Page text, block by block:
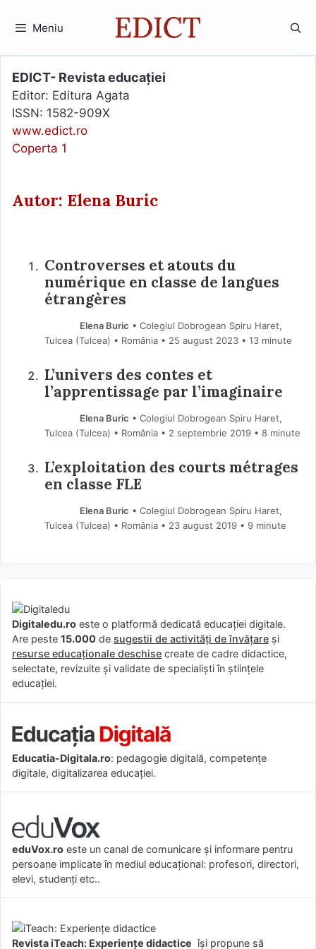
Meniu
EDICT- Revista educației
Editor: Editura Agata
ISSN: 1582-909X
www.edict.ro
Coperta 1
Autor: Elena Buric
Controverses et atouts du
numérique en classe de langues
étrangères
Elena Buric • Colegiul Dobrogean Spiru Haret,
Tulcea (Tulcea) • România
25 august 2023 • 13 minute
L’univers des contes et
l’apprentissage par l’imaginaire
Elena Buric • Colegiul Dobrogean Spiru Haret,
Tulcea (Tulcea) • România
2 septembrie 2019 • 8 minute
L’exploitation des courts métrages
en classe FLE
Elena Buric • Colegiul Dobrogean Spiru Haret,
Tulcea (Tulcea) • România
23 august 2019 • 9 minute
Digitaledu.ro este o platformă dedicată educației digitale.
Are peste 15.000 de sugestii de activități de învățare și
resurse educaționale deschise create de cadre didactice,
selectate, revizuite și validate de specialiști în științele
educației.
Educatia-Digitala.ro: pedagogie digitală, competențe
digitale, digitalizarea educației.
eduVox.ro este un canal de comunicare și informare pentru
persoane implicate în mediul educațional: profesori, directori,
elevi, studenți etc..
Revista iTeach: Experienţe didactice îşi propune să